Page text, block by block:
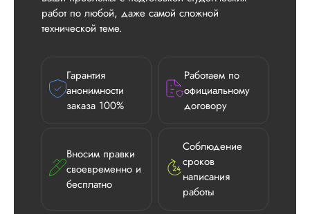
работ по любой, даже самой сложной
технической теме.
Гарантия
анонимности
заказа 100%
Работаем по
официальному
договору
Вносим правки
своевременно и
бесплатно
Соблюдение
сроков
написания
работы